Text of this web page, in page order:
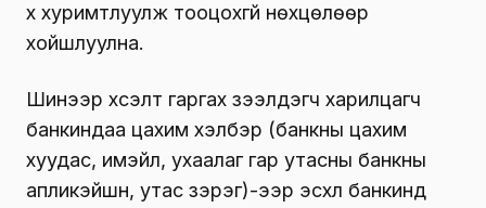
хүү хуримтлуулж тооцохгүй нөхцөлөөр
хойшлуулна.
Шинээр хүсэлт гаргах зээлдэгч харилцагч
банкиндаа цахим хэлбэр (банкны цахим
хуудас, имэйл, ухаалаг гар утасны банкны
апликэйшн, утас зэрэг)-ээр эсхүл банкинд